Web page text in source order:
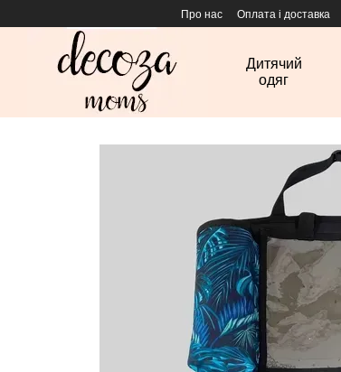
Перейти до основного контентуПро нас Оплата і доставка
Дитячий
одяг